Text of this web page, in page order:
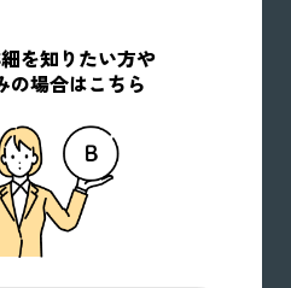
を知りたい方や
の場合はこちら